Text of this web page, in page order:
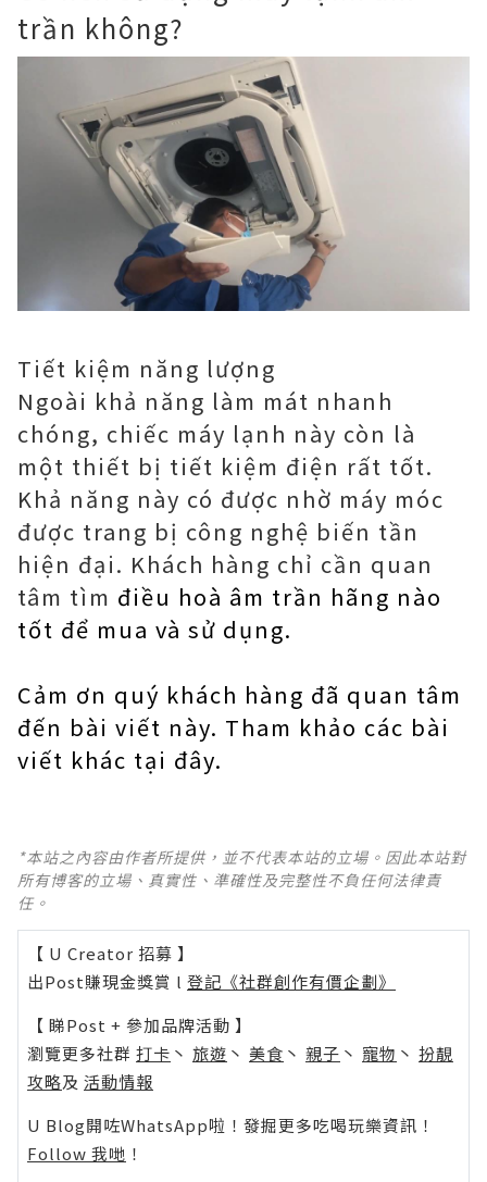
trần không?
Tiết kiệm năng lượng
Ngoài khả năng làm mát nhanh
chóng, chiếc máy lạnh này còn là
một thiết bị tiết kiệm điện rất tốt.
Khả năng này có được nhờ máy móc
được trang bị công nghệ biến tần
hiện đại. Khách hàng chỉ cần quan
tâm tìm điều hoà âm trần hãng nào
tốt để mua và sử dụng.
Cảm ơn quý khách hàng đã quan tâm
đến bài viết này. Tham khảo các bài
viết khác tại đây.
*本站之內容由作者所提供，並不代表本站的立場。因此本站對
所有博客的立場、真實性、準確性及完整性不負任何法律責
任。
【 U Creator 招募 】
出Post賺現金獎賞 l 登記《社群創作有價企劃》
【 睇Post + 參加品牌活動 】
瀏覽更多社群 打卡 丶 旅遊 丶 美食 丶 親子 丶 寵物 丶 扮靚
攻略及 活動情報
U Blog開咗WhatsApp啦！發掘更多吃喝玩樂資訊！
Follow 我哋 ！